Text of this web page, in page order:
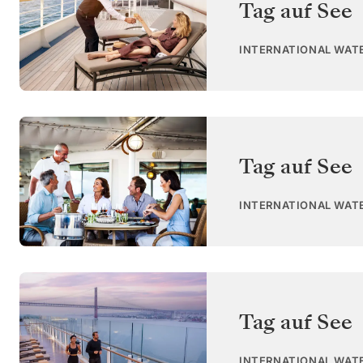
Tag auf See
INTERNATIONAL
Tag auf See
INTERNATIONAL
Tag auf See